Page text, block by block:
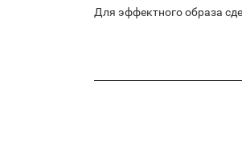
Для эффектного образа